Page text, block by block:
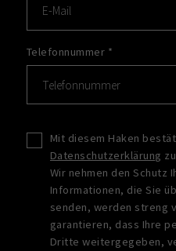
Telefonnummer *
Mit diesem Haken
Datenschutzerklärung
Wir nehmen den Schutz
Informationen, die Sie
senden, werden streng
garantieren, dass Ihre
Dritte weitergegeben,